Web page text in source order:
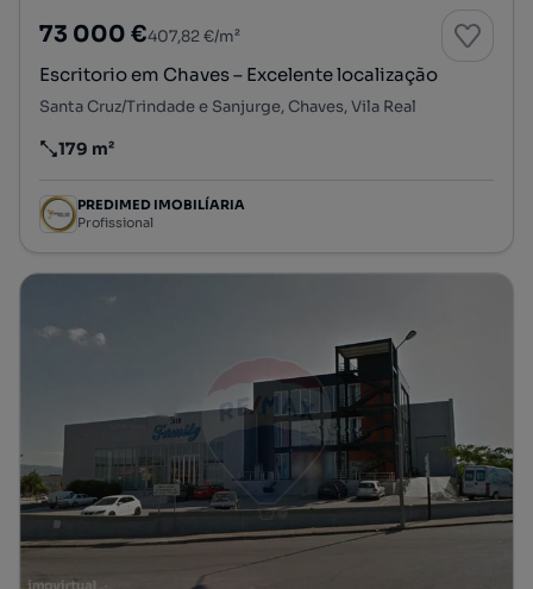
73 000 €407,82 €/m²
Escritorio em Chaves – Excelente localização
Santa Cruz/Trindade e Sanjurge, Chaves, Vila Real
Preço por metro quadrado
179 m²
PREDIMED IMOBILÍARIA
Profissional